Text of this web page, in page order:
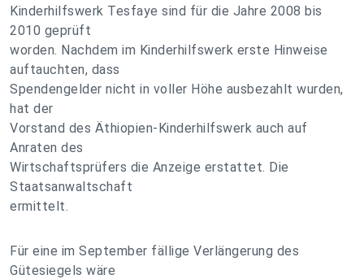
Kinderhilfswerk Tesfaye sind für die Jahre 2008 bis
2010 geprüft
worden. Nachdem im Kinderhilfswerk erste Hinweise
auftauchten, dass
Spendengelder nicht in voller Höhe ausbezahlt wurden,
hat der
Vorstand des Äthiopien-Kinderhilfswerk auch auf
Anraten des
Wirtschaftsprüfers die Anzeige erstattet. Die
Staatsanwaltschaft
ermittelt.
Für eine im September fällige Verlängerung des
Gütesiegels wäre